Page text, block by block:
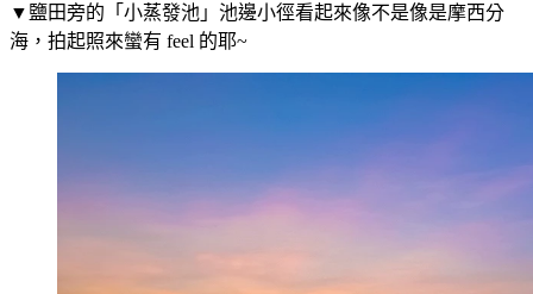
▼鹽田旁的「小蒸發池」池邊小徑看起來像不是像是摩西分
海，拍起照來蠻有 feel 的耶~